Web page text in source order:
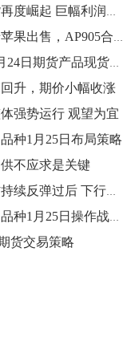
大豆期货跌0.4%，12
货表现抢眼，豆二期
，菜粕涨1.54%。
货机构对8月5日的原
青松讲盘：新年期货再度崛起 巨幅利润滚滚而至
瑞达期货：天气利于苹果出售，AP905合约增仓上涨
中宇资讯：2019年1月24日期货产品现货市场分析
升，期价小幅收涨
强势运行 观望为宜
种1月25日布局策略
不应求是关键
方正中期期货：钢材持续反弹过后 下行风险增加
青松讲盘：期货主力品种1月25日操作战术【决战之际】
货交易策略